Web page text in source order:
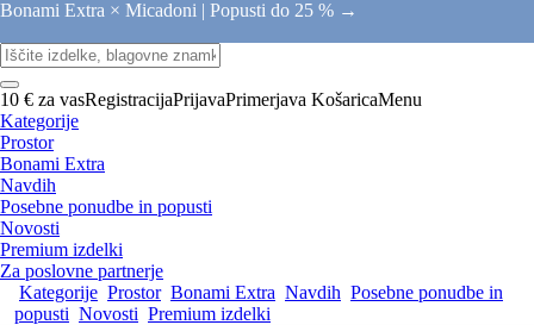
Bonami Extra × Micadoni | Popusti do 25 % →
10 € za vasRegistracijaPrijavaPrimerjava KošaricaMenu
Kategorije
Prostor
Bonami Extra
Navdih
Posebne ponudbe in popusti
Novosti
Premium izdelki
Za poslovne partnerje
Kategorije Prostor Bonami Extra Navdih Posebne ponudbe in
popusti Novosti Premium izdelki